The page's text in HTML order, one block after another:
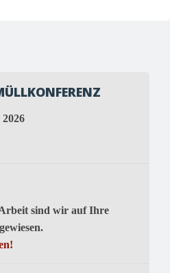
sind wir auf Ihre